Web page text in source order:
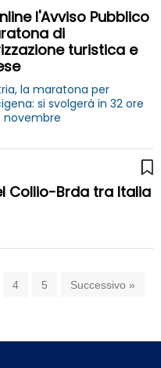
l'Avviso Pubblico
di
turistica e
la maratona per
si svolgerà in 32 ore
novembre
Collio-Brda tra Italia
4 5 Successivo »